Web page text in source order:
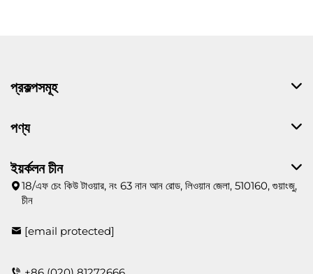
প্রকল্পসমূহ
পণ্য
ইয়র্কলন চীন
18/এফ চেং কিউ টাওয়ার, নং 63 নান আন রোড, লিওয়ান জেলা, 510160, গুয়াংজু,
চীন
[email protected]